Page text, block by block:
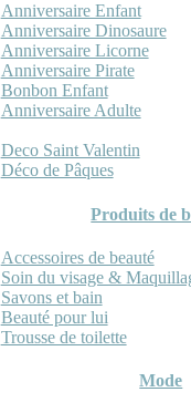
Anniversaire Enfant
Anniversaire Dinosaure
Anniversaire Licorne
Anniversaire Pirate
Bonbon Enfant
Anniversaire Adulte
Deco Saint Valentin
Déco de Pâques
Produits de
Accessoires de beauté
Soin du visage &
Savons et bain
Beauté pour lui
Trousse de toilette
Mode